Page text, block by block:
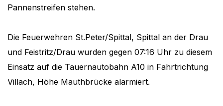
Pannenstreifen stehen.
Die Feuerwehren St.Peter/Spittal, Spittal an der Drau
und Feistritz/Drau wurden gegen 07:16 Uhr zu diesem
Einsatz auf die Tauernautobahn A10 in Fahrtrichtung
Villach, Höhe Mauthbrücke alarmiert.